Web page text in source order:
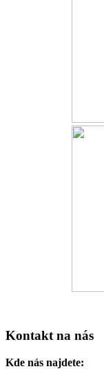
Kontakt na nás
Kde nás najdete: